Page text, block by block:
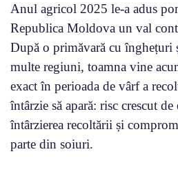
Anul agricol 2025 le-a adus
Republica Moldova un val
După o primăvară cu înghețuri
multe regiuni, toamna vine
exact în perioada de vârf a
întârzie să apară: risc crescut
întârzierea recoltării și
parte din soiuri.